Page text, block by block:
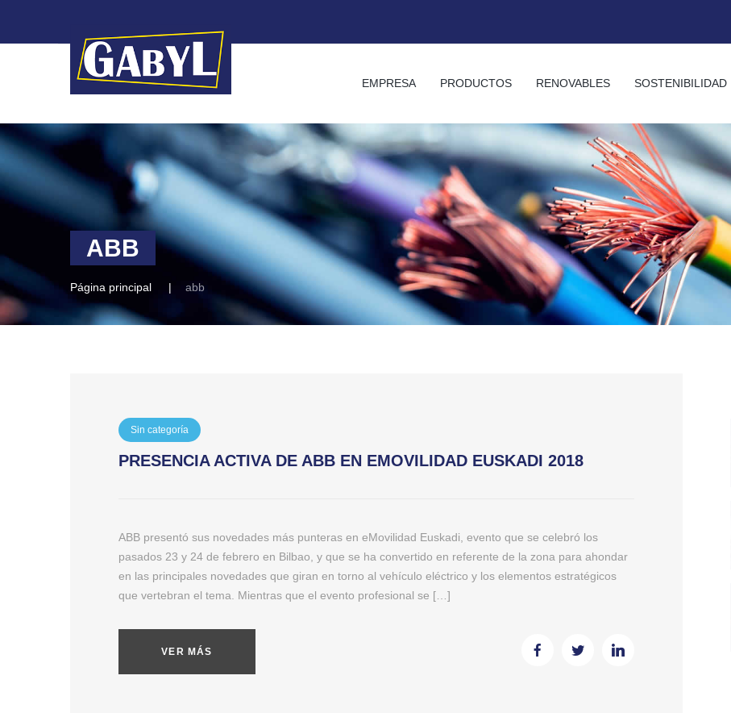
EMPRESA PRODUCTOS RENOVABLES SOSTENIBILIDAD
ABB
Página principal abb
Sin categoría
PRESENCIA ACTIVA DE ABB EN EMOVILIDAD EUSKADI 2018
ABB presentó sus novedades más punteras en eMovilidad Euskadi, evento que se celebró los
pasados 23 y 24 de febrero en Bilbao, y que se ha convertido en referente de la zona para ahondar
en las principales novedades que giran en torno al vehículo eléctrico y los elementos estratégicos
que vertebran el tema. Mientras que el evento profesional se […]
VER MÁS